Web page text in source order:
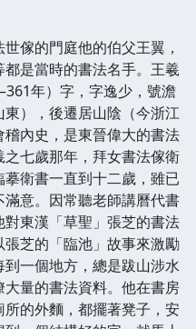
傢的門庭他的伯父王翼，
是當時的書法名手。王羲
年）字，字逸少，號澹
），後遷居山陰（今浙江
內史，是東晉偉大的書法
七歲那年，拜女書法傢衛
衛書一直到十二歲，雖已
意。因常聽老師講曆代書
東漢「草聖」張芝的書法
芝的「臨池」故事來激勵
一個地方，總是跋山涉水
量的書法資料。他在書房
的外麵，都擺著凳子，安